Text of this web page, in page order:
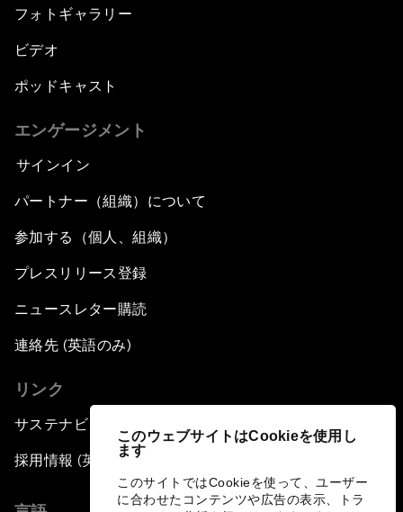
このウェブサイトはCookieを使用し
ます
このサイトではCookieを使って、ユーザー
に合わせたコンテンツや広告の表示、トラ
フォトギャラリー
ビデオ
ポッドキャスト
エンゲージメント
サインイン
パートナー（組織）について
参加する（個人、組織）
プレスリリース登録
ニュースレター購読
連絡先 (英語のみ)
リンク
サステナビリティへの取り組み
採用情報 (英語のみ)